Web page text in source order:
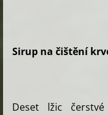
Sirup na čištění
Deset lžic